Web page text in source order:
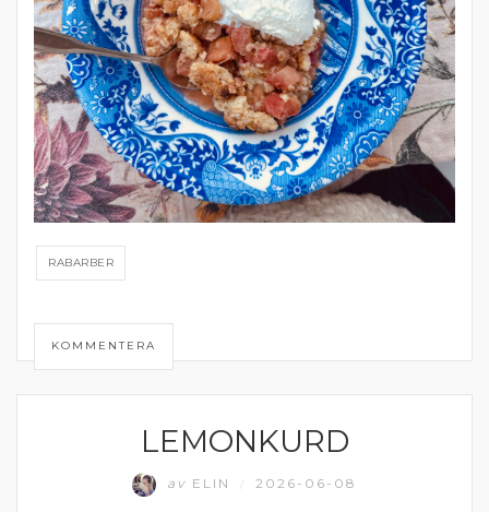
RABARBER
KOMMENTERA
LEMONKURD
av ELIN 2026-06-08